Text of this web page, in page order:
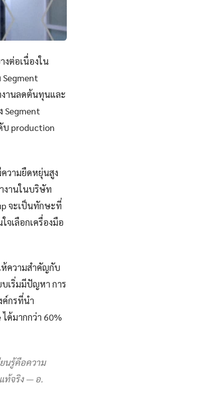
งต่อเนื่องใน
งานลดต้นทุนและ
Segment
บ production
วามยืดหยุ่นสูง
งานในบริษัท
จะเป็นทักษะที่
จเลือกเครื่องมือ
ห้ความสำคัญกับ
เริ่มมีปัญหา การ
ค์กรที่นำ
ได้มากกว่า 60%
ยนรู้คือความ
ท้จริง — อ.